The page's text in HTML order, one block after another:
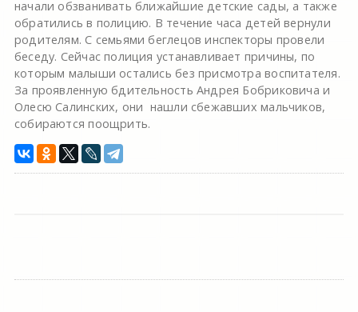
начали обзванивать ближайшие детские сады, а также
обратились в полицию. В течение часа детей вернули
родителям. С семьями беглецов инспекторы провели
беседу. Сейчас полиция устанавливает причины, по
которым малыши остались без присмотра воспитателя.
За проявленную бдительность Андрея Бобриковича и
Олесю Салинских, они нашли сбежавших мальчиков,
собираются поощрить.